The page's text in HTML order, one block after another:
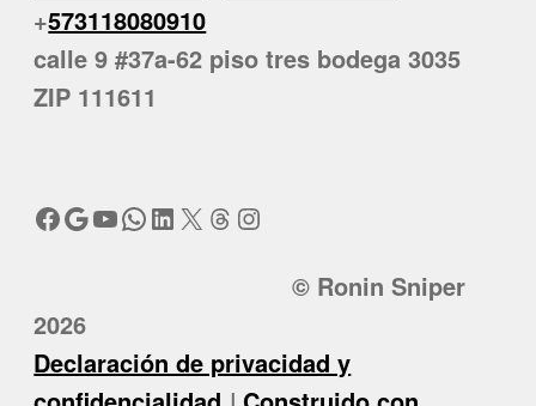
+573118080910
calle 9 #37a-62 piso tres bodega 3035
ZIP 111611
Facebook
Google
YouTube
WhatsApp
LinkedIn
X Threads
Instagram
© Ronin Sniper
2026
Declaración de privacidad y